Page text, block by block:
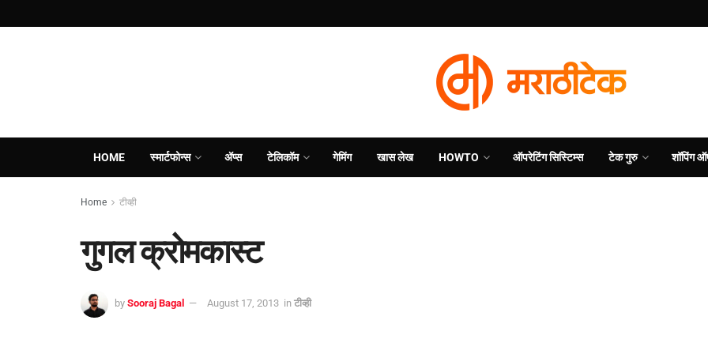
HOME स्मार्टफोन्स ॲप्स टेलिकॉम गेमिंग खास लेख HOWTO ऑपरेटिंग सिस्टिम्स टेक गुरु शॉपिंग
Home टीव्ही
गुगल क्रोमकास्ट
by Sooraj Bagal August 17, 2013 in टीव्ही